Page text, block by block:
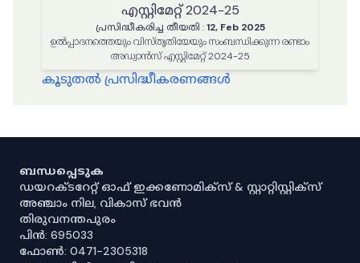
എസ്റ്റിമേറ്റ് 2024-25
പ്രസിദ്ധീകരിച്ച തീയതി : 12, Feb 2025
ഉൽപ്പാദനത്തെയും വിസ്തൃതിയേയും സംബന്ധിക്കുന്ന രണ്ടാം
അഡ്വാൻസ് എസ്റ്റിമേറ്റ് 2024-25
കൂടുതൽ പ്രസിദ്ധീകരണങ്ങൾ
ബന്ധപ്പെടുക
ഡയറക്ടറേറ്റ് ഓഫ് ഇക്കണോമിക്സ് & സ്റ്റാറ്റിസ്റ്റിക്സ്
അഞ്ചാം നില, വികാസ് ഭവൻ
തിരുവനന്തപുരം
പിൻ: 695033
ഫോൺ: 0471-2305318